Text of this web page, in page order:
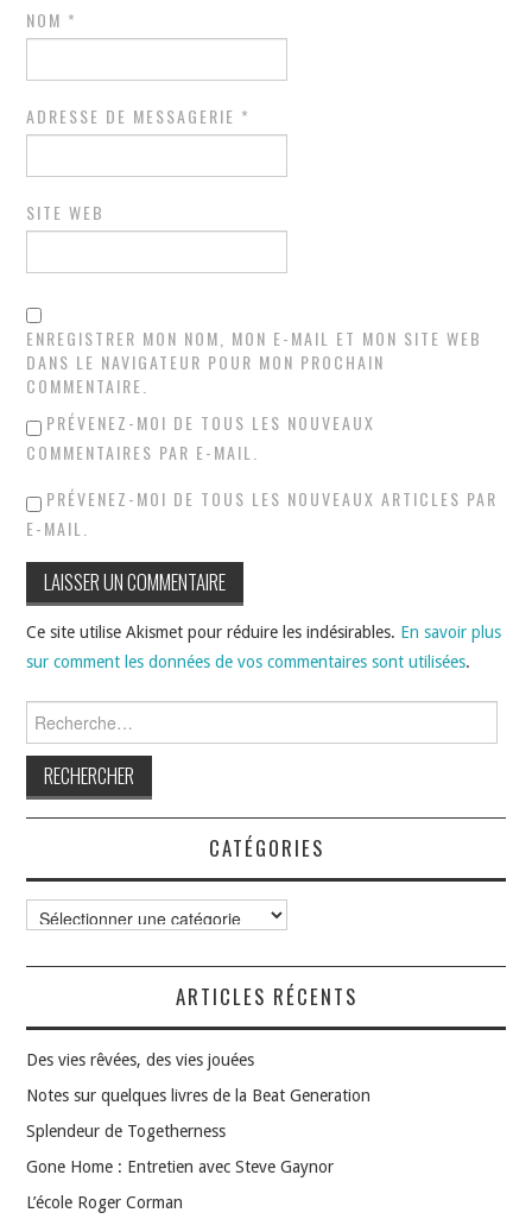
NOM *
ADRESSE DE MESSAGERIE *
SITE WEB
ENREGISTRER MON NOM, MON E-MAIL ET MON SITE WEB
DANS LE NAVIGATEUR POUR MON PROCHAIN
COMMENTAIRE.
PRÉVENEZ-MOI DE TOUS LES NOUVEAUX
COMMENTAIRES PAR E-MAIL.
PRÉVENEZ-MOI DE TOUS LES NOUVEAUX ARTICLES PAR
E-MAIL.
Ce site utilise Akismet pour réduire les indésirables. En savoir plus
sur comment les données de vos commentaires sont utilisées.
CATÉGORIES
Catégories
ARTICLES RÉCENTS
Des vies rêvées, des vies jouées
Notes sur quelques livres de la Beat Generation
Splendeur de Togetherness
Gone Home : Entretien avec Steve Gaynor
L’école Roger Corman